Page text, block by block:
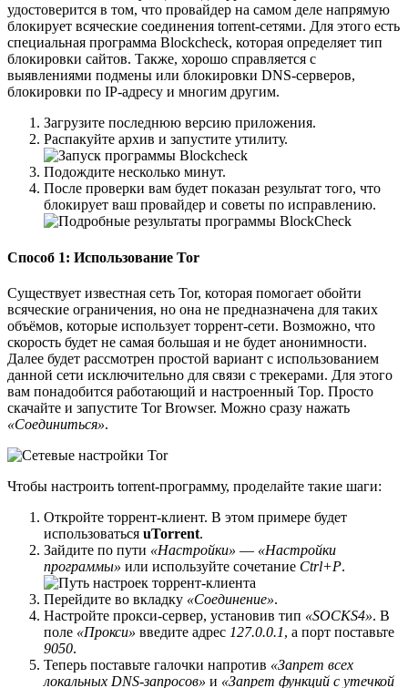
удостоверится в том, что провайдер на самом деле напрямую
блокирует всяческие соединения torrent-сетями. Для этого есть
специальная программа Blockcheck, которая определяет тип
блокировки сайтов. Также, хорошо справляется с
выявлениями подмены или блокировки DNS-серверов,
блокировки по IP-адресу и многим другим.
Загрузите последнюю версию приложения.
Распакуйте архив и запустите утилиту.
Подождите несколько минут.
После проверки вам будет показан результат того, что
блокирует ваш провайдер и советы по исправлению.
Способ 1: Использование Tor
Существует известная сеть Tor, которая помогает обойти
всяческие ограничения, но она не предназначена для таких
объёмов, которые использует торрент-сети. Возможно, что
скорость будет не самая большая и не будет анонимности.
Далее будет рассмотрен простой вариант с использованием
данной сети исключительно для связи с трекерами. Для этого
вам понадобится работающий и настроенный Тор. Просто
скачайте и запустите Tor Browser. Можно сразу нажать
«Соединиться».
Чтобы настроить torrent-программу, проделайте такие шаги:
Откройте торрент-клиент. В этом примере будет
использоваться uTorrent.
Зайдите по пути «Настройки» — «Настройки
программы» или используйте сочетание Ctrl+P.
Перейдите во вкладку «Соединение».
Настройте прокси-сервер, установив тип «SOCKS4». В
поле «Прокси» введите адрес 127.0.0.1, а порт поставьте
9050.
Теперь поставьте галочки напротив «Запрет всех
локальных DNS-запросов» и «Запрет функций с утечкой